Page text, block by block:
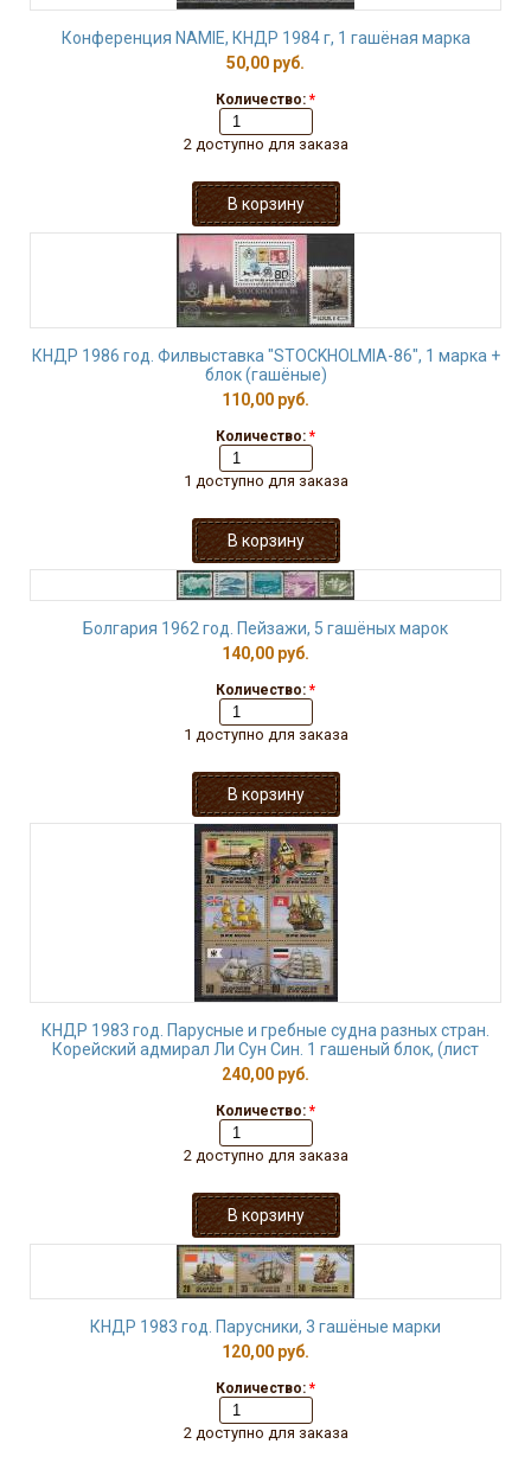
Конференция NAMIE, КНДР 1984 г, 1 гашёная марка
50,00 руб.
Количество: *
2 доступно для заказа
КНДР 1986 год. Филвыставка "STOCKHOLMIA-86", 1 марка +
блок (гашёные)
110,00 руб.
Количество: *
1 доступно для заказа
Болгария 1962 год. Пейзажи, 5 гашёных марок
140,00 руб.
Количество: *
1 доступно для заказа
КНДР 1983 год. Парусные и гребные судна разных стран.
Корейский адмирал Ли Сун Син. 1 гашеный блок, (лист
240,00 руб.
Количество: *
2 доступно для заказа
КНДР 1983 год. Парусники, 3 гашёные марки
120,00 руб.
Количество: *
2 доступно для заказа